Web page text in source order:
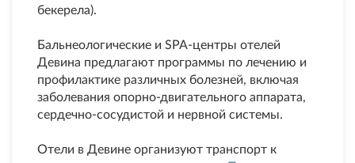
бекерела).
Бальнеологические и SPA-центры отелей
Девина предлагают программы по лечению и
профилактике различных болезней, включая
заболевания опорно-двигательного аппарата,
сердечно-сосудистой и нервной системы.
Отели в Девине организуют транспорт к